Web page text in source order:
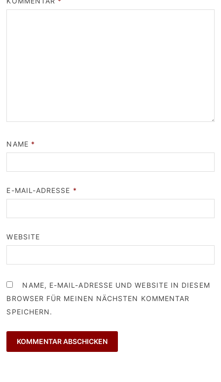
NAME *
E-MAIL-ADRESSE *
WEBSITE
NAME, E-MAIL-ADRESSE UND WEBSITE IN DIESEM
BROWSER FÜR MEINEN NÄCHSTEN KOMMENTAR
SPEICHERN.